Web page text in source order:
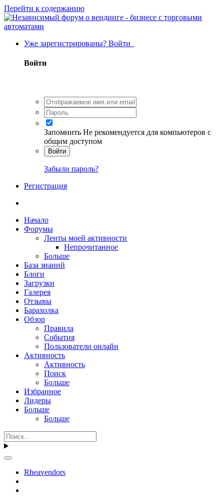
Перейти к содержанию
Уже зарегистрированы? Войти
Войти
Запомнить Не рекомендуется для компьютеров с
общим доступом
Войти
Забыли пароль?
Регистрация
Начало
Форумы
Ленты моей активности
Непрочитанное
Больше
База знаний
Блоги
Загрузки
Галерея
Отзывы
Барахолка
Обзор
Правила
События
Пользователи онлайн
Активность
Активность
Поиск
Больше
Избранное
Лидеры
Больше
Больше
Rheavendors